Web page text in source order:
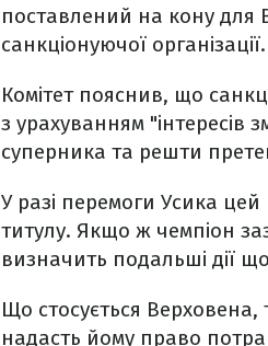
поставлений на кону для
санкціонуючої організації.
Комітет пояснив, що
з урахуванням "інтересів
суперника та решти
У разі перемоги Усика
титулу. Якщо ж чемпіон
визначить подальші дії
Що стосується
надасть йому право